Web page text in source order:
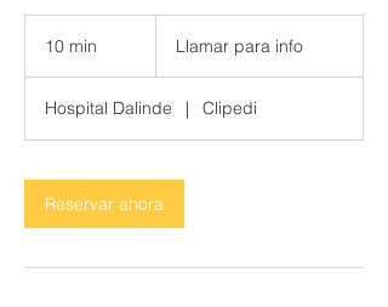
10 min
m
i
Llamar para info
Hospital Dalinde | Clipedi
Reservar ahora